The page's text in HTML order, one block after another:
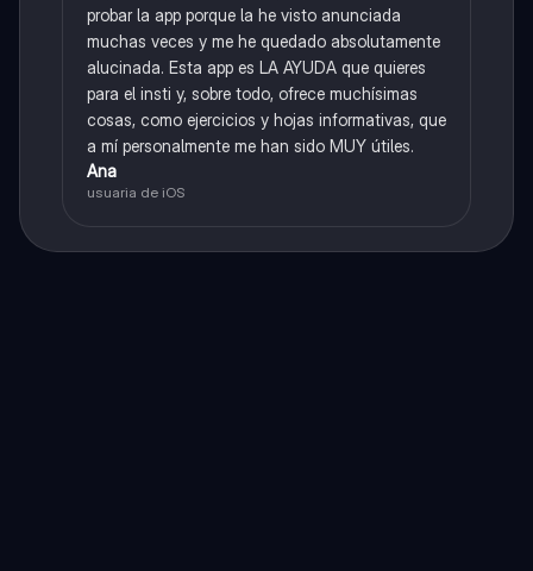
probar la app porque la he visto anunciada
muchas veces y me he quedado absolutamente
alucinada. Esta app es LA AYUDA que quieres
para el insti y, sobre todo, ofrece muchísimas
cosas, como ejercicios y hojas informativas, que
a mí personalmente me han sido MUY útiles.
Ana
usuaria de iOS